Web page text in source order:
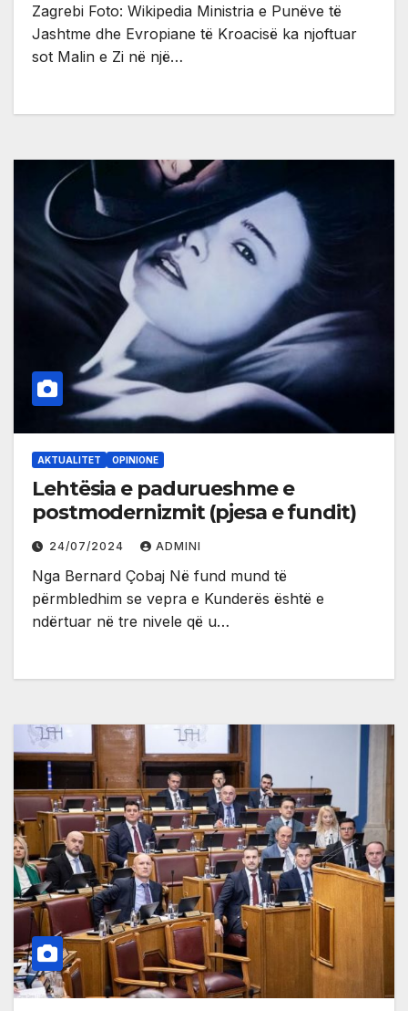
Zagrebi Foto: Wikipedia Ministria e Punëve të
Jashtme dhe Evropiane të Kroacisë ka njoftuar
sot Malin e Zi në një…
AKTUALITET OPINIONE
Lehtësia e padurueshme e
postmodernizmit (pjesa e fundit)
24/07/2024 ADMINI
Nga Bernard Çobaj Në fund mund të
përmbledhim se vepra e Kunderës është e
ndërtuar në tre nivele që u…